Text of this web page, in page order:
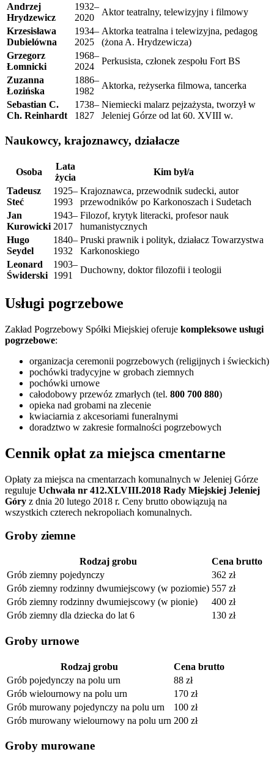
Andrzej
Hrydzewicz
1932–
2020
Aktor teatralny, telewizyjny i filmowy
Krzesisława
Dubielówna
1934–
2025
Aktorka teatralna i telewizyjna, pedagog
(żona A. Hrydzewicza)
Grzegorz
Łomnicki
1968–
2024
Perkusista, członek zespołu Fort BS
Zuzanna
Łozińska
1886–
1982
Aktorka, reżyserka filmowa, tancerka
Sebastian C.
Ch. Reinhardt
1738–
1827
Niemiecki malarz pejzażysta, tworzył w
Jeleniej Górze od lat 60. XVIII w.
Naukowcy, krajoznawcy, działacze
Osoba
Lata
życia
Kim był/a
Tadeusz
Steć
1925–
1993
Krajoznawca, przewodnik sudecki, autor
przewodników po Karkonoszach i Sudetach
Jan
Kurowicki
1943–
2017
Filozof, krytyk literacki, profesor nauk
humanistycznych
Hugo
Seydel
1840–
1932
Pruski prawnik i polityk, działacz Towarzystwa
Karkonoskiego
Leonard
Świderski
1903–
1991
Duchowny, doktor filozofii i teologii
Usługi pogrzebowe
Zakład Pogrzebowy Spółki Miejskiej oferuje kompleksowe usługi
pogrzebowe:
organizacja ceremonii pogrzebowych (religijnych i świeckich)
pochówki tradycyjne w grobach ziemnych
pochówki urnowe
całodobowy przewóz zmarłych (tel. 800 700 880)
opieka nad grobami na zlecenie
kwiaciarnia z akcesoriami funeralnymi
doradztwo w zakresie formalności pogrzebowych
Cennik opłat za miejsca cmentarne
Opłaty za miejsca na cmentarzach komunalnych w Jeleniej Górze
reguluje Uchwała nr 412.XLVIII.2018 Rady Miejskiej Jeleniej
Góry z dnia 20 lutego 2018 r. Ceny brutto obowiązują na
wszystkich czterech nekropoliach komunalnych.
Groby ziemne
Rodzaj grobu
Cena brutto
Grób ziemny pojedynczy
362 zł
Grób ziemny rodzinny dwumiejscowy (w poziomie) 557 zł
Grób ziemny rodzinny dwumiejscowy (w pionie)
400 zł
Grób ziemny dla dziecka do lat 6
130 zł
Groby urnowe
Rodzaj grobu
Cena brutto
Grób pojedynczy na polu urn
88 zł
Grób wielournowy na polu urn
170 zł
Grób murowany pojedynczy na polu urn
100 zł
Grób murowany wielournowy na polu urn 200 zł
Groby murowane